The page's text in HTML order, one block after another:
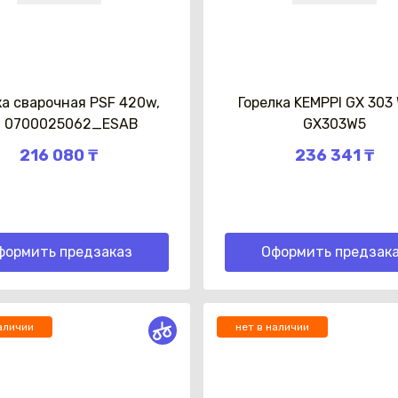
сварочная PSF 420w,
0700025062_ESAB
216 080 ₸
предзаказ
Горелка KEMPPI GX 303
GX303W5
236 341 ₸
Оформить
нет в наличии